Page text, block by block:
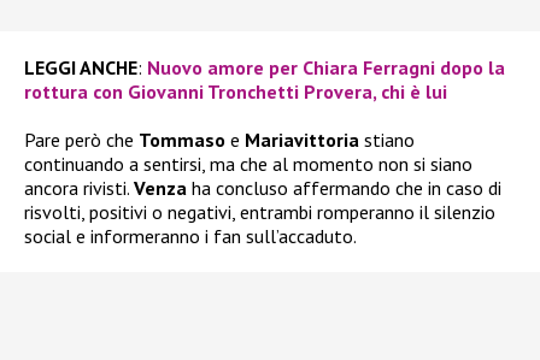
LEGGI ANCHE: Nuovo amore per Chiara Ferragni dopo la
rottura con Giovanni Tronchetti Provera, chi è lui
Pare però che Tommaso e Mariavittoria stiano
continuando a sentirsi, ma che al momento non si siano
ancora rivisti. Venza ha concluso affermando che in caso di
risvolti, positivi o negativi, entrambi romperanno il silenzio
social e informeranno i fan sull’accaduto.